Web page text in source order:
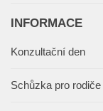
INFORMACE
Konzultační den
Schůzka pro